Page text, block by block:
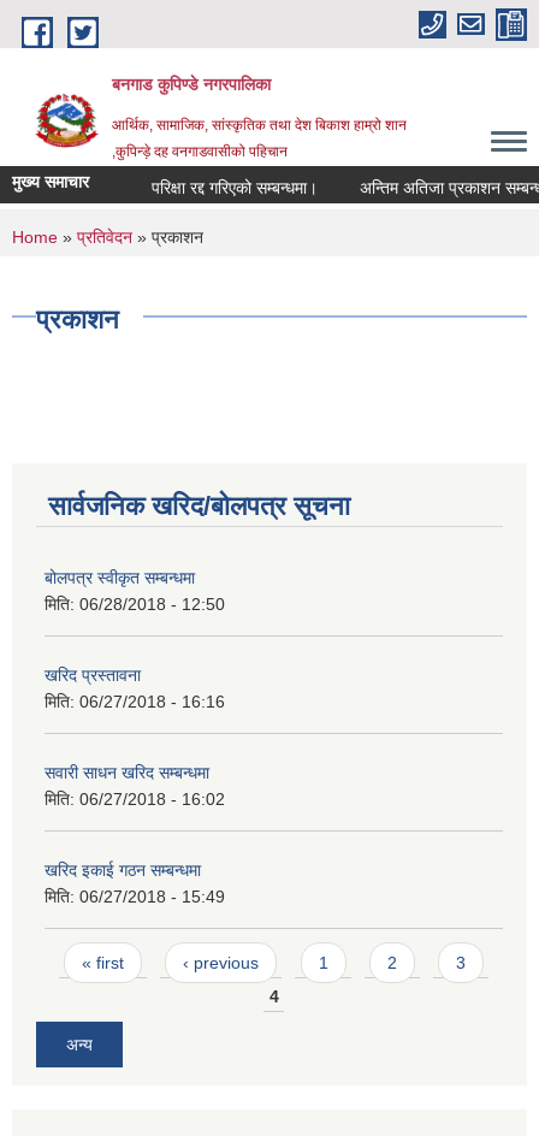
Skip to main content
बनगाड कुपिण्डे नगरपालिका
आर्थिक, सामाजिक, सांस्कृतिक तथा देश बिकाश हाम्रो शान
,कुपिन्ड़े दह वनगाडवासीको पहिचान
मुख्य समाचार परिक्षा रद्द गरिएको सम्बन्धमा। अन्तिम अतिजा प्रकाशन सम्बन्धमा।
You are here
Home » प्रतिवेदन » प्रकाशन
प्रकाशन
सार्वजनिक खरिद/बोलपत्र सूचना
बोलपत्र स्वीकृत सम्बन्धमा
मिति: 06/28/2018 - 12:50
खरिद प्रस्तावना
मिति: 06/27/2018 - 16:16
सवारी साधन खरिद सम्बन्धमा
मिति: 06/27/2018 - 16:02
खरिद इकाई गठन सम्बन्धमा
मिति: 06/27/2018 - 15:49
Pages
« first ‹ previous 1 2
3
4
अन्य